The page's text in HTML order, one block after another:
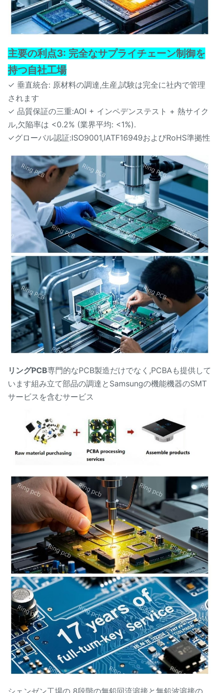
主要の利点3: 完全なサプライチェーン制御を
持つ自社工場
✓ 垂直統合: 原材料の調達,生産,試験は完全に社内で管理
されます
✓ 品質保証の三重:AOI + インペデンステスト + 熱サイク
ル,欠陥率は <0.2% (業界平均: <1%).
✓グローバル認証:ISO9001,IATF16949およびRoHS準拠性
リングPCB専門的なPCB製造だけでなく,PCBAも提供して
います組み立て部品の調達とSamsungの機能機器のSMT
サービスを含むサービス
シェンゼン工場の 8段階の無鉛回流溶接と無鉛波溶接の